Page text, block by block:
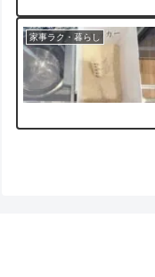
家事ラク・暮らし